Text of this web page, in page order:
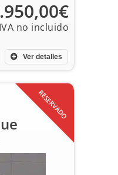
Ver detalles
RESERVADO